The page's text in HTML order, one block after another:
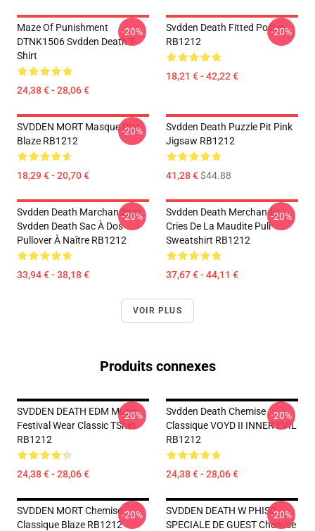
Maze Of Punishment
DTNK1506 Svdden Death T-
Shirt
24,38 € - 28,06 €
-20%
Svdden Death Fitted Poster
RB1212
18,21 € - 42,22 €
-20%
SVDDEN MORT Masque Plat
Blaze RB1212
18,29 € - 20,70 €
-20%
Svdden Death Puzzle Pit Pink
Jigsaw RB1212
41,28 €$44.88
Svdden Death Marchandises
Svdden Death Sac À Dos
Pullover À Naître RB1212
33,94 € - 38,18 €
-20%
Svdden Death Merchandis
Cries De La Maudite Pull
Sweatshirt RB1212
37,67 € - 44,11 €
-20%
VOIR PLUS
Produits connexes
SVDDEN DEATH EDM Music
Festival Wear Classic TShirt
RB1212
24,38 € - 28,06 €
-20%
Svdden Death Chemise
Classique VOYD II INNER EVIL
RB1212
24,38 € - 28,06 €
-20%
SVDDEN MORT Chemise
Classique Blaze RB1212
-20%
SVDDEN DEATH W PHISO
SPECIALE DE GUEST Chemise
-20%